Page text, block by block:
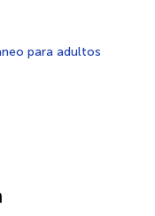
para adultos